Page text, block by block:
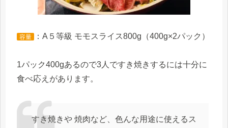
容量 ：A５等級 モモスライス800g（400g×2パック）
1パック400gあるので3人ですき焼きするには十分に
食べ応えがあります。
すき焼きや 焼肉など、色んな用途に使えるス